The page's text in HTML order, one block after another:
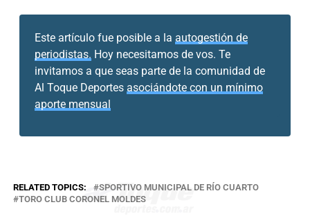
Este artículo fue posible a la autogestión de
periodistas. Hoy necesitamos de vos. Te
invitamos a que seas parte de la comunidad de
Al Toque Deportes asociándote con un mínimo
aporte mensual
RELATED TOPICS:
SPORTIVO MUNICIPAL DE RÍO CUARTO
TORO CLUB CORONEL MOLDES